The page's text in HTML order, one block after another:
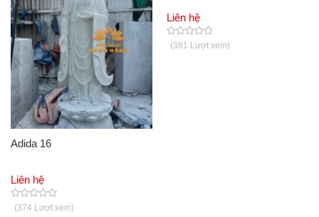
Adida 16
Liên hệ
(374 Lượt xem)
Liên hệ
(381 Lượt xem)